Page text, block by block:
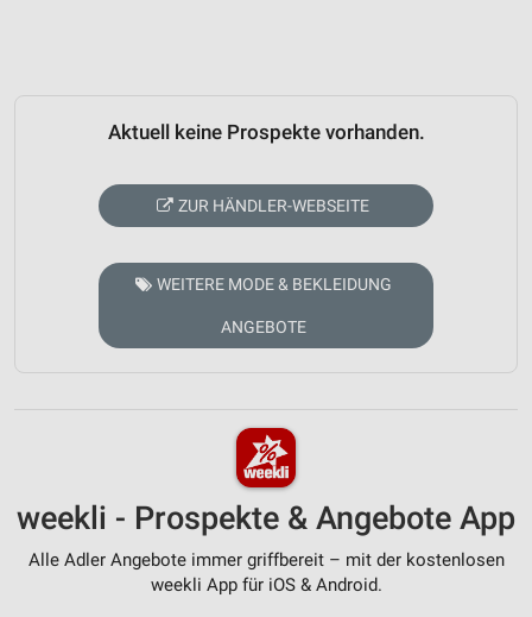
Aktuell keine Prospekte vorhanden.
ZUR HÄNDLER-WEBSEITE
WEITERE MODE & BEKLEIDUNG
ANGEBOTE
weekli - Prospekte & Angebote App
Alle Adler Angebote immer griffbereit – mit der kostenlosen
weekli App für iOS & Android.